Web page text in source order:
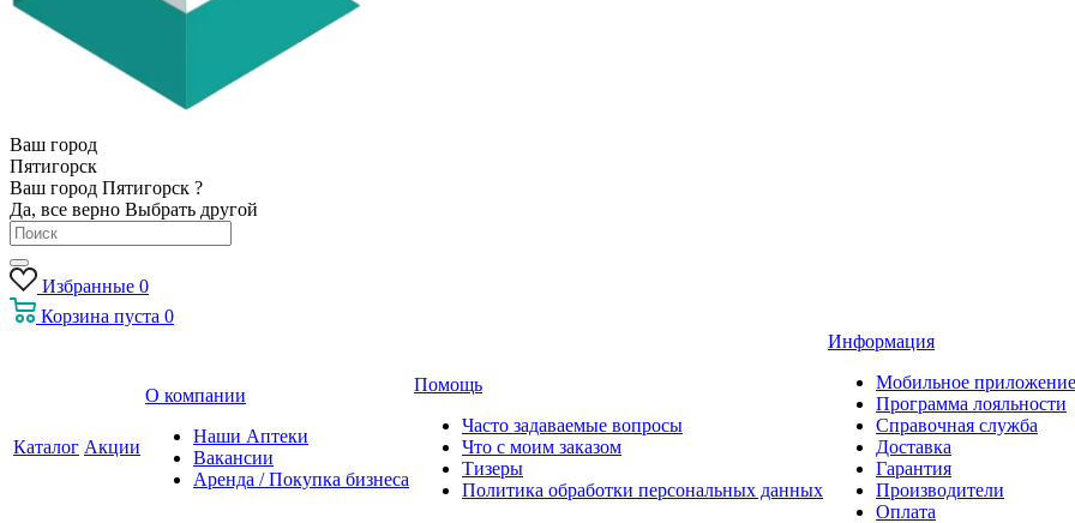
Ваш город
Пятигорск
Ваш город Пятигорск ?
Да, все верно Выбрать другой
Избранные 0
Корзина пуста 0
Каталог Акции
О компании
Наши Аптеки
Вакансии
Аренда / Покупка бизнеса
Помощь
Часто задаваемые вопросы
Что с моим заказом
Тизеры
Политика обработки персональных данных
Информация
Мобильное приложение
Программа лояльности
Справочная служба
Доставка
Гарантия
Производители
Оплата